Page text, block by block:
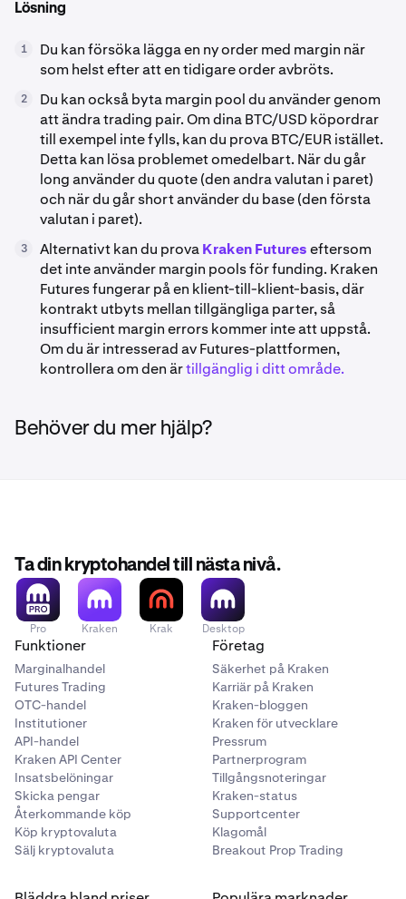
Lösning
1
Du kan försöka lägga en ny order med margin när
som helst efter att en tidigare order avbröts.
2
Du kan också byta margin pool du använder genom
att ändra trading pair. Om dina BTC/USD köpordrar
till exempel inte fylls, kan du prova BTC/EUR istället.
Detta kan lösa problemet omedelbart. När du går
long använder du quote (den andra valutan i paret)
och när du går short använder du base (den första
valutan i paret).
3 Alternativt kan du provaKraken Futureseftersom
det inte använder margin pools för funding. Kraken
Futures fungerar på en klient-till-klient-basis, där
kontrakt utbyts mellan tillgängliga parter, så
insufficient margin errors kommer inte att uppstå.
Om du är intresserad av Futures-plattformen,
kontrollera om den ärtillgänglig i ditt område.
Behöver du mer hjälp?
Ta din kryptohandel till nästa nivå.
Pro Kraken Krak Desktop
Funktioner
Marginalhandel
Futures Trading
OTC-handel
Institutioner
API-handel
Kraken API Center
Insatsbelöningar
Skicka pengar
Återkommande köp
Köp kryptovaluta
Sälj kryptovaluta
Företag
Säkerhet på Kraken
Karriär på Kraken
Kraken-bloggen
Kraken för utvecklare
Pressrum
Partnerprogram
Tillgångsnoteringar
Kraken-status
Supportcenter
Klagomål
Breakout Prop Trading